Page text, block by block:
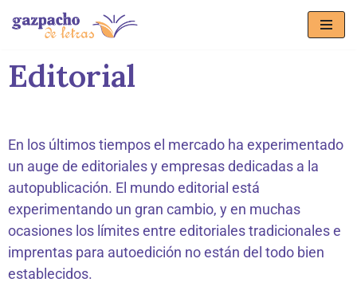
al
contenido
Editorial
En los últimos tiempos el mercado ha experimentado
un auge de editoriales y empresas dedicadas a la
autopublicación. El mundo editorial está
experimentando un gran cambio, y en muchas
ocasiones los límites entre editoriales tradicionales e
imprentas para autoedición no están del todo bien
establecidos.